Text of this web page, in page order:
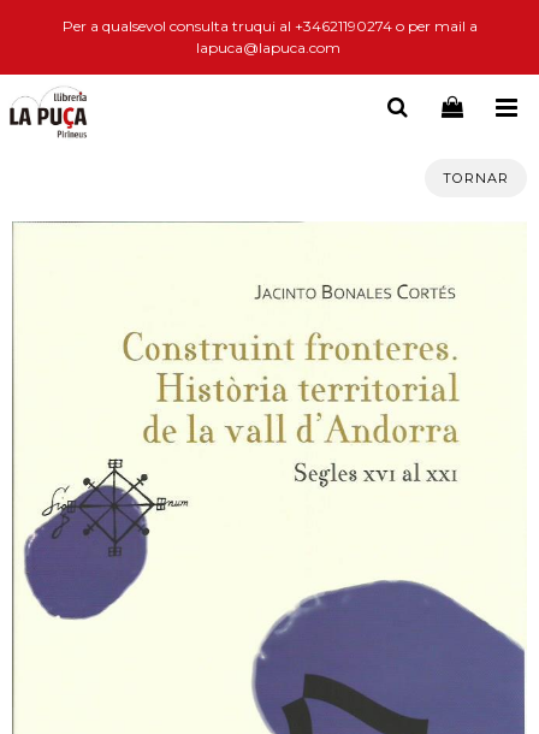
Per a qualsevol consulta truqui al +34621190274 o per mail a
lapuca@lapuca.com
TORNAR